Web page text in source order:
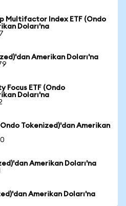
Multifactor Index ETF (Ondo
Doları'na
Amerikan Doları'na
Focus ETF (Ondo
Doları'na
Tokenized)'dan Amerikan
Amerikan Doları'na
Amerikan Doları'na